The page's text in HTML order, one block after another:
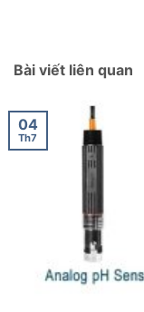
Bài viết liên quan
04
Th7